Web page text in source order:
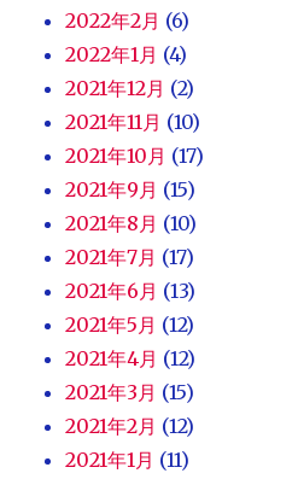
2022年2月 (6)
2022年1月 (4)
2021年12月 (2)
2021年11月 (10)
2021年10月 (17)
2021年9月 (15)
2021年8月 (10)
2021年7月 (17)
2021年6月 (13)
2021年5月 (12)
2021年4月 (12)
2021年3月 (15)
2021年2月 (12)
2021年1月 (11)